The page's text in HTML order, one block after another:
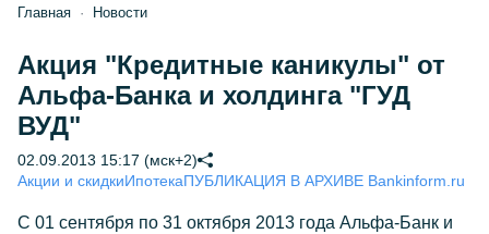
Главная Новости
Акция "Кредитные каникулы" от
Альфа-Банка и холдинга "ГУД
ВУД"
02.09.2013 15:17 (мск+2)
Акции и скидкиИпотекаПУБЛИКАЦИЯ В АРХИВЕ Bankinform.ru
С 01 сентября по 31 октября 2013 года Альфа-Банк и